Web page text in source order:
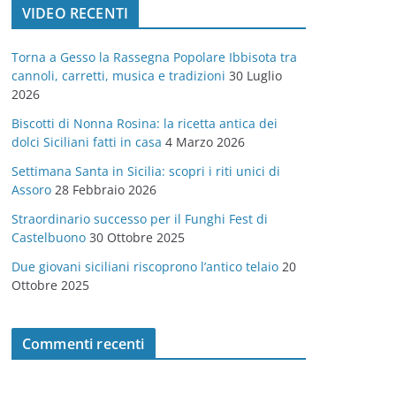
o
r
e
VIDEO RECENTI
Torna a Gesso la Rassegna Popolare Ibbisota tra
cannoli, carretti, musica e tradizioni 30 Luglio
2026
Biscotti di Nonna Rosina: la ricetta antica dei
dolci Siciliani fatti in casa 4 Marzo 2026
Settimana Santa in Sicilia: scopri i riti unici di
Assoro 28 Febbraio 2026
Straordinario successo per il Funghi Fest di
Castelbuono 30 Ottobre 2025
Due giovani siciliani riscoprono l’antico telaio 20
Ottobre 2025
Commenti recenti